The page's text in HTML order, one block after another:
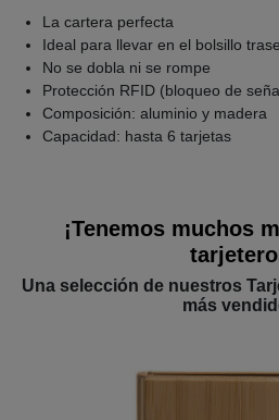
La cartera perfecta
Ideal para llevar en el bolsillo
No se dobla ni se rompe
Protección RFID (bloqueo de
Composición: aluminio y madera
Capacidad: hasta 6 tarjetas
¡Tenemos muchos
Una selección de nuestros
más